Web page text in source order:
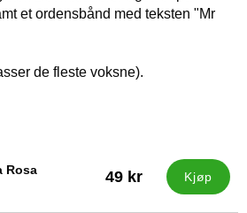
et ordensbånd med teksten "Mr
de fleste voksne).
Rosa
49 kr Kjøp